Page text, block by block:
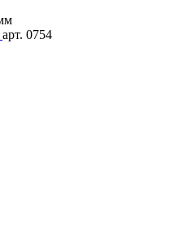
арт. 0754